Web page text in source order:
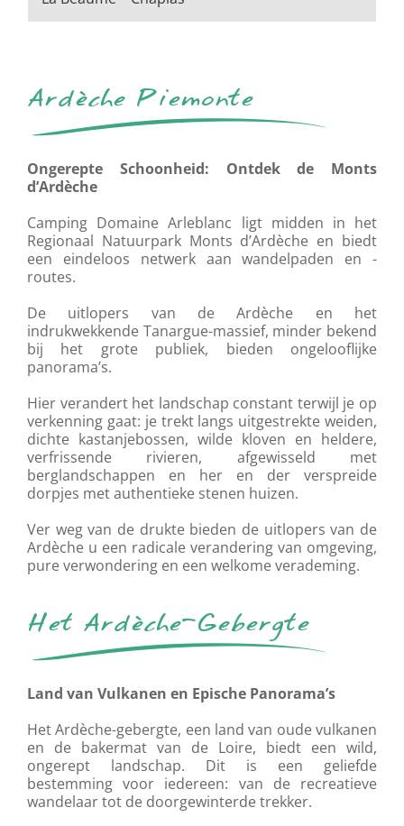
Ardèche Piemonte
Ongerepte Schoonheid: Ontdek de Monts
d’Ardèche
Camping Domaine Arleblanc ligt midden in het
Regionaal Natuurpark Monts d’Ardèche en biedt
een eindeloos netwerk aan wandelpaden en -
routes.
De uitlopers van de Ardèche en het
indrukwekkende Tanargue-massief, minder bekend
bij het grote publiek, bieden ongelooflijke
panorama’s.
Hier verandert het landschap constant terwijl je op
verkenning gaat: je trekt langs uitgestrekte weiden,
dichte kastanjebossen, wilde kloven en heldere,
verfrissende rivieren, afgewisseld met
berglandschappen en her en der verspreide
dorpjes met authentieke stenen huizen.
Ver weg van de drukte bieden de uitlopers van de
Ardèche u een radicale verandering van omgeving,
pure verwondering en een welkome verademing.
Het Ardèche-Gebergte
Land van Vulkanen en Epische Panorama’s
Het Ardèche-gebergte, een land van oude vulkanen
en de bakermat van de Loire, biedt een wild,
ongerept landschap. Dit is een geliefde
bestemming voor iedereen: van de recreatieve
wandelaar tot de doorgewinterde trekker.